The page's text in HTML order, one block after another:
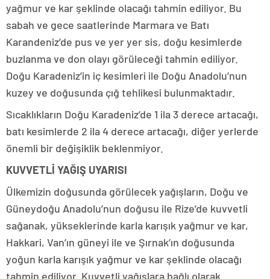
yağmur ve kar şeklinde olacağı tahmin ediliyor. Bu
sabah ve gece saatlerinde Marmara ve Batı
Karandeniz’de pus ve yer yer sis, doğu kesimlerde
buzlanma ve don olayı görüleceği tahmin ediliyor.
Doğu Karadeniz’in iç kesimleri ile Doğu Anadolu’nun
kuzey ve doğusunda çığ tehlikesi bulunmaktadır.
Sıcaklıkların Doğu Karadeniz’de 1 ila 3 derece artacağı,
batı kesimlerde 2 ila 4 derece artacağı, diğer yerlerde
önemli bir değişiklik beklenmiyor.
KUVVETLİ YAĞIŞ UYARISI
Ülkemizin doğusunda görülecek yağışların, Doğu ve
Güneydoğu Anadolu’nun doğusu ile Rize’de kuvvetli
sağanak, yükseklerinde karla karışık yağmur ve kar,
Hakkari, Van’ın güneyi ile ve Şırnak’ın doğusunda
yoğun karla karışık yağmur ve kar şeklinde olacağı
tahmin ediliyor. Kuvvetli yağışlara bağlı olarak